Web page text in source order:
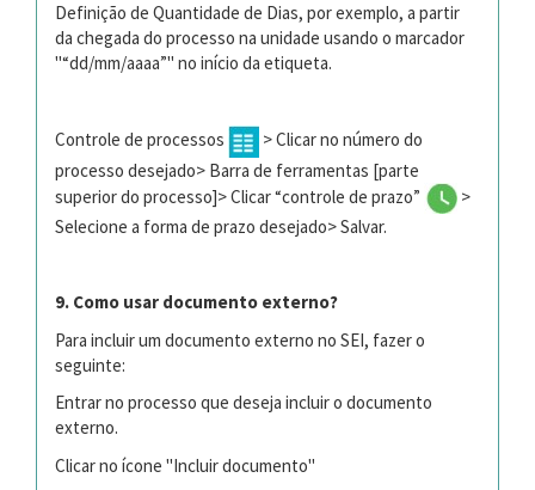
Definição de Quantidade de Dias, por exemplo, a partir
da chegada do processo na unidade usando o marcador
"“dd/mm/aaaa”" no início da etiqueta.
Controle de processos
> Clicar no número do
processo desejado> Barra de ferramentas [parte
superior do processo]> Clicar “controle de prazo”
>
Selecione a forma de prazo desejado> Salvar.
9. Como usar documento externo?
Para incluir um documento externo no SEI, fazer o
seguinte:
Entrar no processo que deseja incluir o documento
externo.
Clicar no ícone "Incluir documento"